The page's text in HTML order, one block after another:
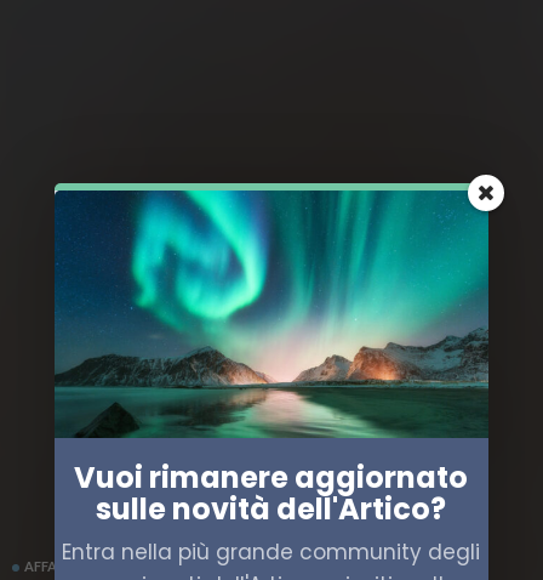
AFFARI MILITARI EUROPA POLITICA
Vuoi rimanere aggiornato
sulle novità dell'Artico?
Entra nella più grande community degli